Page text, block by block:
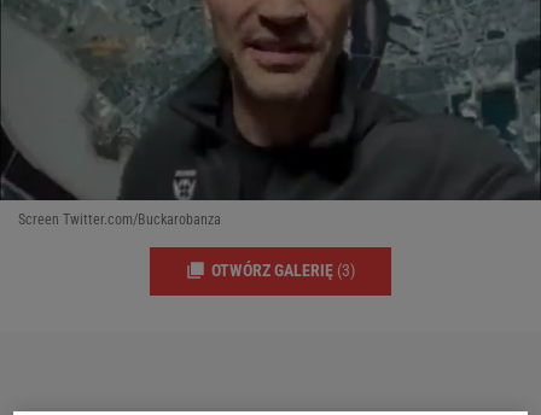
Screen Twitter.com/Buckarobanza
OTWÓRZ GALERIĘ (3)